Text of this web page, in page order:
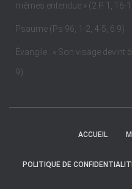
mêmes entendue » (2 P 1, 16-
Psaume (Ps 96, 1-2, 4-5, 6.9)
Évangile : « Son visage devint
9)
ACCUEIL
POLITIQUE DE